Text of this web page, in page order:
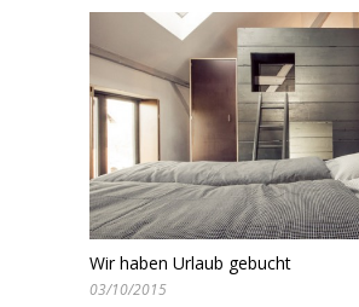
Wir haben Urlaub gebucht
03/10/2015